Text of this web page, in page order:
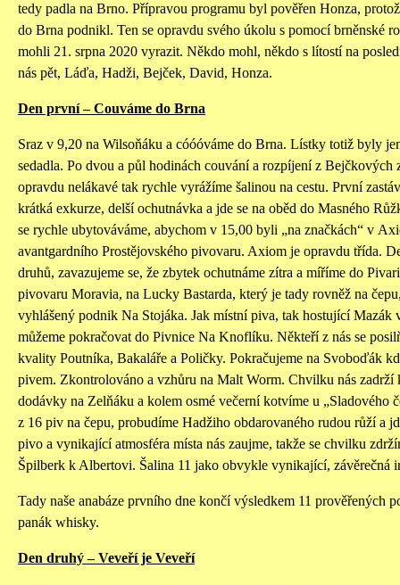
tedy padla na Brno. Přípravou programu byl pověřen Honza,
do Brna podnikl. Ten se opravdu svého úkolu s pomocí brněnské
mohli 21. srpna 2020 vyrazit. Někdo mohl, někdo s lítostí na
nás pět, Láďa, Hadži, Bejček, David, Honza.
Den první – Couváme do Brna
Sraz v 9,20 na Wilsoňáku a cóóóváme do Brna. Lístky totiž byly
sedadla. Po dvou a půl hodinách couvání a rozpíjení z Bejčkových
opravdu nelákavé tak rychle vyrážíme šalinou na cestu. První
krátká exkurze, delší ochutnávka a jde se na oběd do Masného
se rychle ubytováváme, abychom v 15,00 byli „na značkách“ v
avantgardního Prostějovského pivovaru. Axiom je opravdu třída.
druhů, zavazujeme se, že zbytek ochutnáme zítra a míříme do
pivovaru Moravia, na Lucky Bastarda, který je tady rovněž na
vyhlášený podnik Na Stojáka. Jak místní piva, tak hostující
můžeme pokračovat do Pivnice Na Knoflíku. Někteří z nás se
kvality Poutníka, Bakaláře a Poličky. Pokračujeme na Svoboďák
pivem. Zkontrolováno a vzhůru na Malt Worm. Chvilku nás zadrží
dodávky na Zelňáku a kolem osmé večerní kotvíme u „Sladového
z 16 piv na čepu, probudíme Hadžiho obdarovaného rudou růží a
pivo a vynikající atmosféra místa nás zaujme, takže se chvilku
Špilberk k Albertovi. Šalina 11 jako obvykle vynikající, závěrečná
Tady naše anabáze prvního dne končí výsledkem 11 prověřených
panák whisky.
Den druhý – Veveří je Veveří